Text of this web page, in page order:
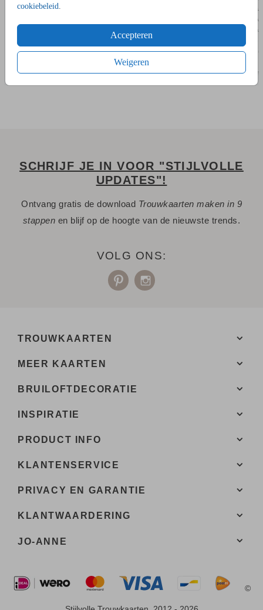
cookiebeleid.
Accepteren
Weigeren
SCHRIJF JE IN VOOR "STIJLVOLLE
UPDATES"!
Ontvang gratis de download Trouwkaarten maken in 9
stappen en blijf op de hoogte van de nieuwste trends.
VOLG ONS:
TROUWKAARTEN
MEER KAARTEN
BRUILOFTDECORATIE
INSPIRATIE
PRODUCT INFO
KLANTENSERVICE
PRIVACY EN GARANTIE
KLANTWAARDERING
JO-ANNE
©